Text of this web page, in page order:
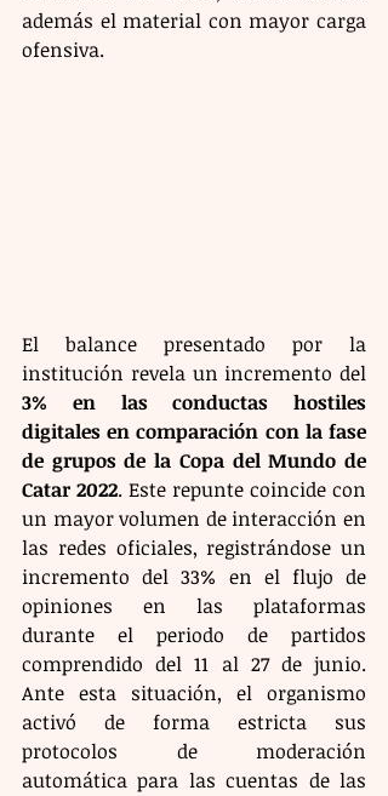
además el material con mayor carga
ofensiva.
El balance presentado por la
3% en las conductas hostiles
digitales en comparación con la fase
de grupos de la Copa del Mundo de
Catar 2022. Este repunte coincide con
un mayor volumen de interacción en
las redes oficiales, registrándose un
incremento del 33% en el flujo de
opiniones en las plataformas
durante el periodo de partidos
comprendido del 11 al 27 de junio.
Ante esta situación, el organismo
activó de forma estricta sus
protocolos de moderación
automática para las cuentas de las